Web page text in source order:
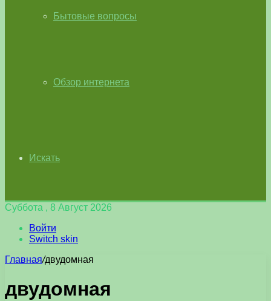
Бытовые вопросы
Обзор интернета
Искать
Суббота , 8 Август 2026
Войти
Switch skin
Главная/двудомная
двудомная